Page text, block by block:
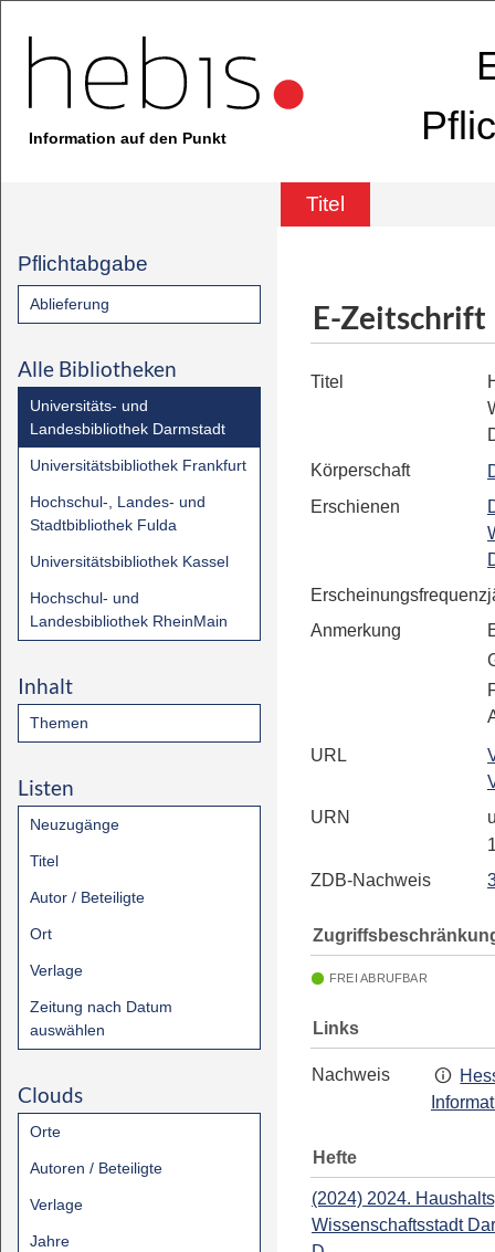
Information auf den Punkt
Titel
Pflichtabgabe
Ablieferung
Alle Bibliotheken
Universitäts- und
Landesbibliothek Darmstadt
Universitätsbibliothek Frankfurt
Hochschul-, Landes- und
Stadtbibliothek Fulda
Universitätsbibliothek Kassel
Hochschul- und
Landesbibliothek RheinMain
Inhalt
Themen
Listen
Neuzugänge
Titel
Autor / Beteiligte
Ort
Verlage
Zeitung nach Datum
auswählen
Clouds
Orte
Autoren / Beteiligte
Verlage
Jahre
E-Zeitschrift
Titel
Körperschaft
Erschienen
Erscheinungsfrequenz
Anmerkung
URL
URN
ZDB-Nachweis
FREI ABRUFBAR
Links
Nachweis
Hefte
(2024) 2024.
Wissenschaftsstadt